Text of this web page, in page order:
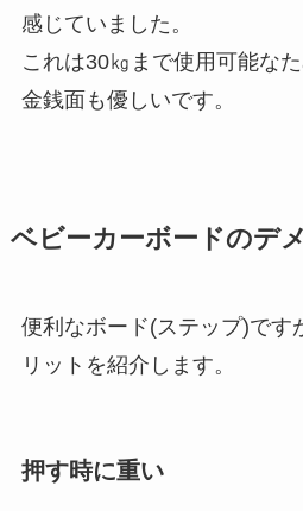
感じていました。
これは30㎏まで使用可能な
金銭面も優しいです。
ベビーカーボードのデ
便利なボード(ステップ)です
リットを紹介します。
押す時に重い